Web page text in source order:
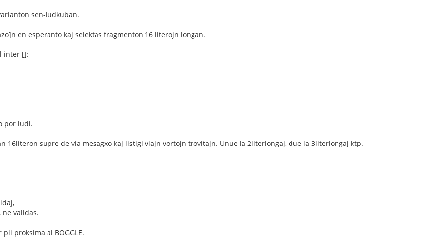
sen-ludkuban.
en esperanto kaj selektas fragmenton 16 literojn longan.
inter []:
por ludi.
16literon supre de via mesagxo kaj listigi viajn vortojn trovitajn. Unue la 2literlongaj, due la 3literlongaj ktp.
ne validas.
proksima al BOGGLE.